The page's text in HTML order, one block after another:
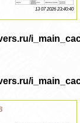
13 07 2026 23:40:40